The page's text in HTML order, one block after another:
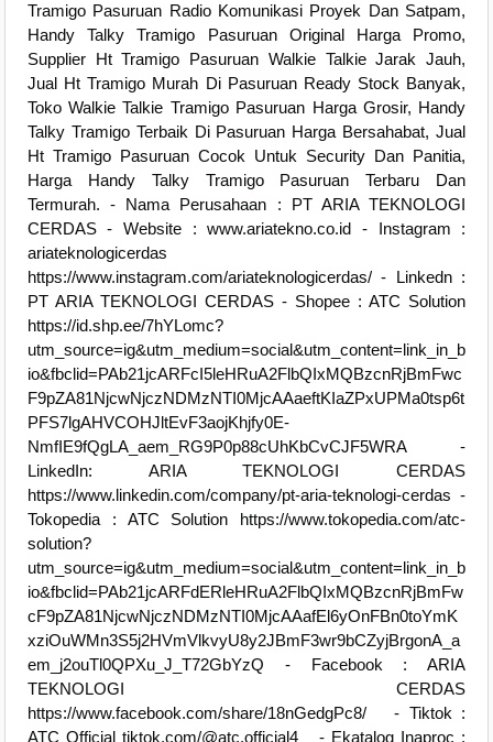
Tramigo Pasuruan Radio Komunikasi Proyek Dan Satpam,
Handy Talky Tramigo Pasuruan Original Harga Promo,
Supplier Ht Tramigo Pasuruan Walkie Talkie Jarak Jauh,
Jual Ht Tramigo Murah Di Pasuruan Ready Stock Banyak,
Toko Walkie Talkie Tramigo Pasuruan Harga Grosir, Handy
Talky Tramigo Terbaik Di Pasuruan Harga Bersahabat, Jual
Ht Tramigo Pasuruan Cocok Untuk Security Dan Panitia,
Harga Handy Talky Tramigo Pasuruan Terbaru Dan
Termurah. - Nama Perusahaan : PT ARIA TEKNOLOGI
CERDAS - Website : www.ariatekno.co.id - Instagram :
ariateknologicerdas
https://www.instagram.com/ariateknologicerdas/ - Linkedn :
PT ARIA TEKNOLOGI CERDAS - Shopee : ATC Solution
https://id.shp.ee/7hYLomc?
utm_source=ig&utm_medium=social&utm_content=link_in_b
io&fbclid=PAb21jcARFcI5leHRuA2FlbQIxMQBzcnRjBmFwc
F9pZA81NjcwNjczNDMzNTI0MjcAAaeftKIaZPxUPMa0tsp6t
PFS7lgAHVCOHJltEvF3aojKhjfy0E-
NmfIE9fQgLA_aem_RG9P0p88cUhKbCvCJF5WRA -
LinkedIn: ARIA TEKNOLOGI CERDAS
https://www.linkedin.com/company/pt-aria-teknologi-cerdas -
Tokopedia : ATC Solution https://www.tokopedia.com/atc-
solution?
utm_source=ig&utm_medium=social&utm_content=link_in_b
io&fbclid=PAb21jcARFdERleHRuA2FlbQIxMQBzcnRjBmFw
cF9pZA81NjcwNjczNDMzNTI0MjcAAafEl6yOnFBn0toYmK
xziOuWMn3S5j2HVmVlkvyU8y2JBmF3wr9bCZyjBrgonA_a
em_j2ouTl0QPXu_J_T72GbYzQ - Facebook : ARIA
TEKNOLOGI CERDAS
https://www.facebook.com/share/18nGedgPc8/ - Tiktok :
ATC Official tiktok.com/@atc.official4 - Ekatalog Inaproc :